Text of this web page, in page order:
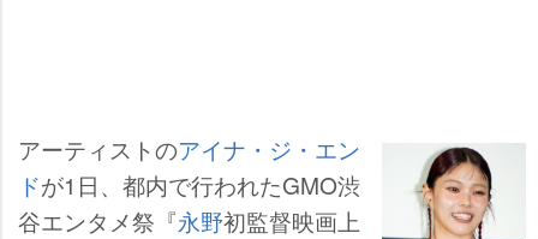
アーティストのアイナ・ジ・エン
ドが1日、都内で行われたGMO渋
谷エンタメ祭『永野初監督映画上